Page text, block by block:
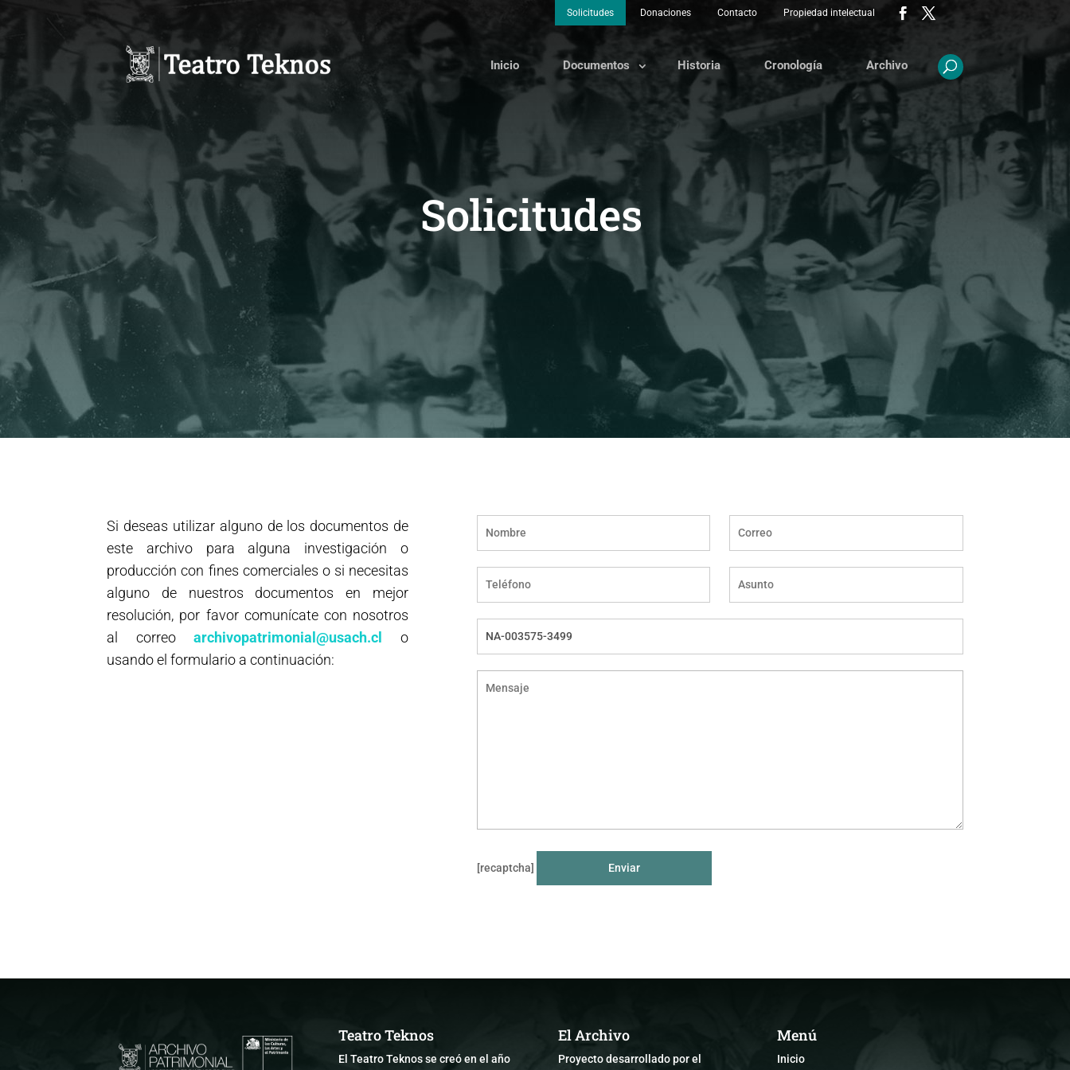
Solicitudes Donaciones Contacto Propiedad intelectual
Inicio Documentos Historia Cronología Archivo
Solicitudes
Si deseas utilizar alguno de los documentos de
este archivo para alguna investigación o
producción con fines comerciales o si necesitas
alguno de nuestros documentos en mejor
resolución, por favor comunícate con nosotros
al correoarchivopatrimonial@usach.cl
o
usando el formulario a continuación:
[recaptcha]
Teatro Teknos
El Teatro Teknos se creó en el año
El Archivo
Proyecto desarrollado por el
Menú
Inicio